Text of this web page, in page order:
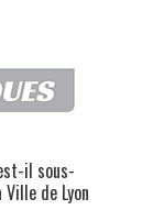
il sous-
de Lyon